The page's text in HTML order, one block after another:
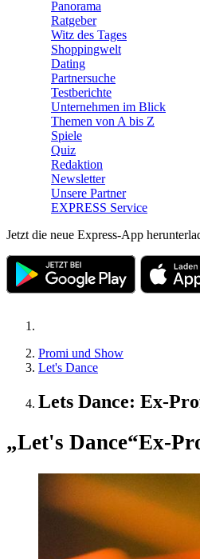
Panorama
Ratgeber
Witz des Tages
Shoppingwelt
Dating
Partnersuche
Testberichte
Unternehmen im Blick
Themen von A bis Z
Spiele
Quiz
Redaktion
Newsletter
Unsere Partner
EXPRESS Service
Jetzt die neue Express-App
Promi und Show
Let's Dance
Lets Dance: Ex-
„Let's Dance“Ex-